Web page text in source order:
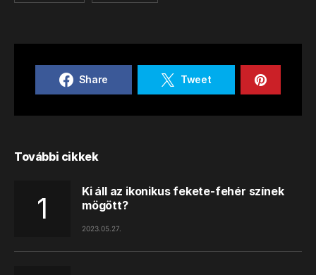
Share Tweet
További cikkek
Ki áll az ikonikus fekete-fehér színek
mögött?
2023.05.27.